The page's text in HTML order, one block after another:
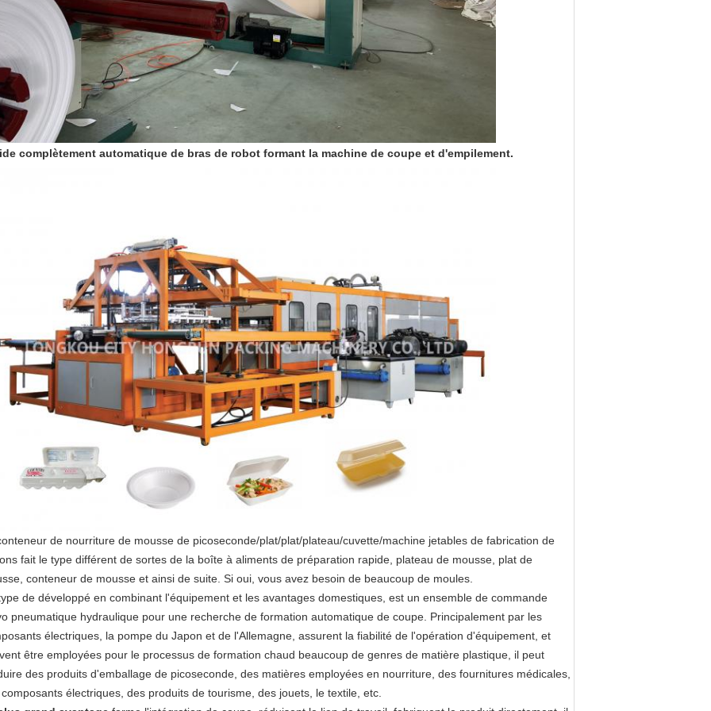
complètement automatique de bras de robot formant la machine de coupe et d'empilement.
de nourriture de mousse de picoseconde/plat/plat/plateau/cuvette/machine jetables de fabrication de
fait le type différent de sortes de la boîte à aliments de préparation rapide, plateau de mousse, plat de
conteneur de mousse et ainsi de suite. Si oui, vous avez besoin de beaucoup de moules.
de développé en combinant l'équipement et les avantages domestiques, est un ensemble de commande
pneumatique hydraulique pour une recherche de formation automatique de coupe. Principalement par les
électriques, la pompe du Japon et de l'Allemagne, assurent la fiabilité de l'opération d'équipement, et
être employées pour le processus de formation chaud beaucoup de genres de matière plastique, il peut
des produits d'emballage de picoseconde, des matières employées en nourriture, des fournitures médicales,
électriques, des produits de tourisme, des jouets, le textile, etc.